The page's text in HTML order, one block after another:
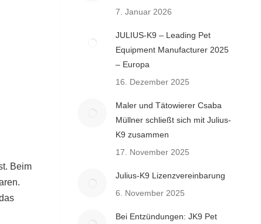
Beim
7. Januar 2026
JULIUS-K9 – Leading Pet
Equipment Manufacturer 2025
– Europa
16. Dezember 2025
Maler und Tätowierer Csaba
Müllner schließt sich mit Julius-
K9 zusammen
17. November 2025
Julius-K9 Lizenzvereinbarung
6. November 2025
Bei Entzündungen: JK9 Pet